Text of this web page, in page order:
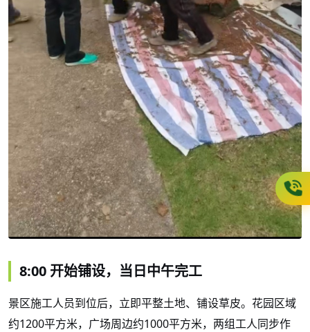
8:00 开始铺设，当日中午完工
景区施工人员到位后，立即平整土地、铺设草皮。花园区域
约1200平方米，广场周边约1000平方米，两组工人同步作